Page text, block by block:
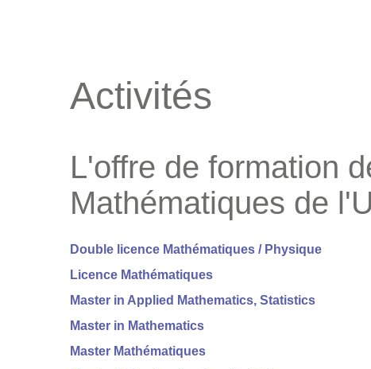
Activités
L'offre de formation
Mathématiques de
Double licence Mathématiques / Physique
Licence Mathématiques
Master in Applied Mathematics, Statistics
Master in Mathematics
Master Mathématiques